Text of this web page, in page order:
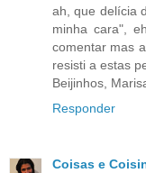
ah, que delícia
minha cara",
comentar mas
resisti a estas
Beijinhos,
Responder
Coisas e